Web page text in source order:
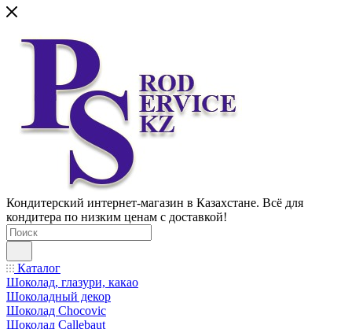
Кондитерский интернет-магазин в Казахстане. Всё для
кондитера по низким ценам с доставкой!
Каталог
Шоколад, глазури, какао
Шоколадный декор
Шоколад Chocovic
Шоколад Callebaut